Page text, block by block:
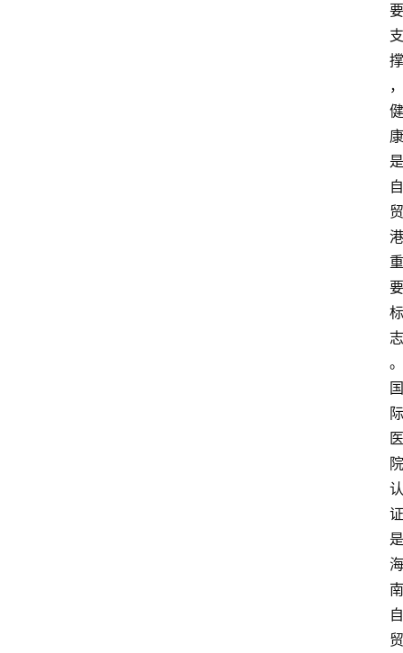
要
支
撑
，
健
康
是
自
贸
港
重
要
标
志
。
国
际
医
院
认
证
是
海
南
自
贸